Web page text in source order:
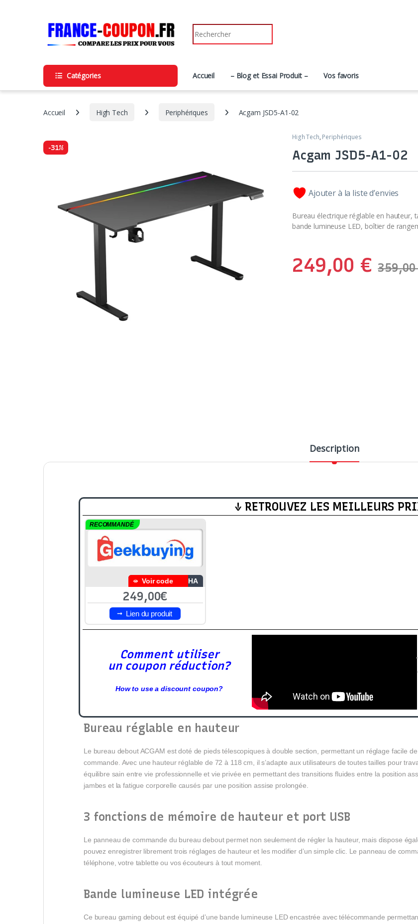
Catégories Accueil – Blog et Essai Produit – Vos favoris
Accueil High Tech Periphériques Acgam JSD5-A1-02
-31%
High Tech, Periphériques
Acgam JSD5-A1-02
Ajouter à la liste d’envies
Bureau électrique réglable en hauteur,
bande lumineuse LED, boîtier de
249,00 €
Description
↓ RETROUVEZ LES MEILLEURS
RECOMMANDÉ
Voir code AHA
249,00€
Lien du produit
Comment utiliser
un coupon réduction?
How to use a discount coupon?
Bureau réglable en hauteur
Le bureau debout ACGAM est doté de pieds télescopiques à double section, permettant un réglage facile
commande. Avec une hauteur réglable de 72 à 118 cm, il s’adapte aux utilisateurs de toutes tailles pour
équilibre sain entre vie professionnelle et vie privée en permettant des transitions fluides entre la position
jambes et la fatigue corporelle causés par une position assise prolongée.
3 fonctions de mémoire de hauteur et port USB
Le panneau de commande du bureau debout permet non seulement de régler la hauteur, mais dispose
pouvez enregistrer librement trois réglages de hauteur et les modifier d’un simple clic. Le panneau de
téléphone, votre tablette ou vos écouteurs à tout moment.
Bande lumineuse LED intégrée
Ce bureau gaming debout est équipé d’une bande lumineuse LED encastrée avec télécommande